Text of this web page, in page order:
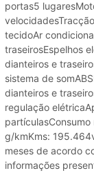
portas5
tecidoAr
traseirosEspelhos
dianteiros e
sistema de
dianteiros e
regulação
g/kmKms:
meses de acordo
informações